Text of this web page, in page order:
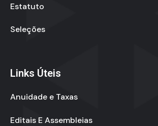
Estatuto
Seleções
Links Úteis
Anuidade e Taxas
Editais E Assembleias